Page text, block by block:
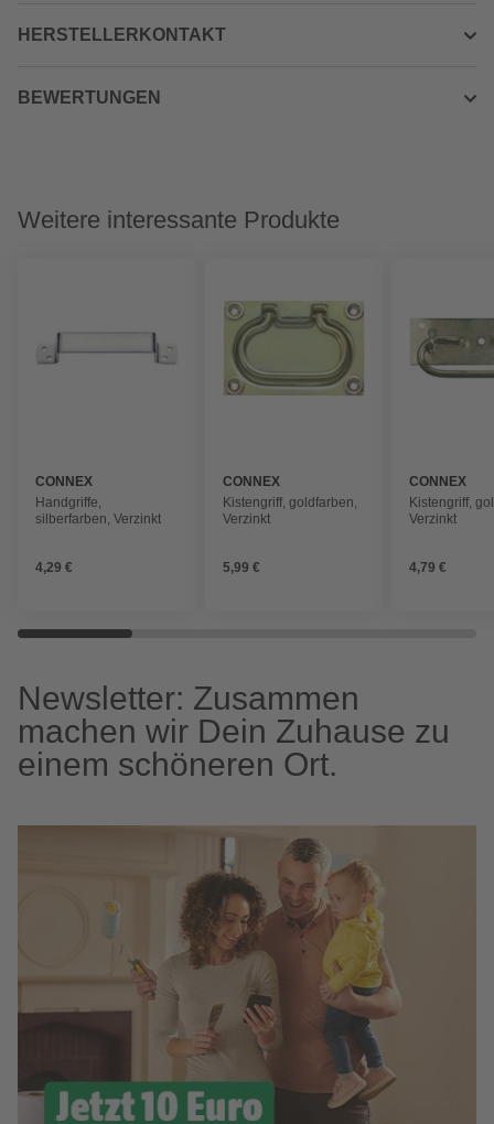
HERSTELLERKONTAKT
BEWERTUNGEN
Weitere interessante Produkte
CONNEX
Handgriffe,
silberfarben, Verzinkt
4,29 €
CONNEX
Kistengriff, goldfarben,
Verzinkt
5,99 €
CONNEX
Kistengriff,
Verzinkt
4,79 €
Newsletter: Zusammen
machen wir Dein Zuhause zu
einem schöneren Ort.